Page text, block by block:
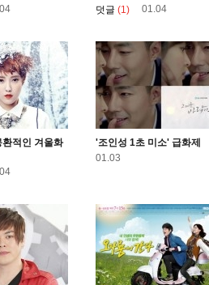
덧글 (1) 01.04
적인 겨울화
'조인성 1초 미소' 급화제
01.03